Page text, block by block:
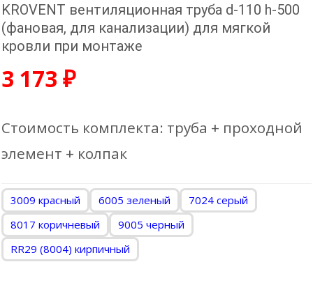
KROVENT вентиляционная труба d-110 h-500
(фановая, для канализации) для мягкой
кровли при монтаже
3 173 ₽
Стоимость комплекта: труба + проходной
элемент + колпак
3009 красный 6005 зеленый
7024 серый
8017 коричневый
9005 черный
RR29 (8004) кирпичный